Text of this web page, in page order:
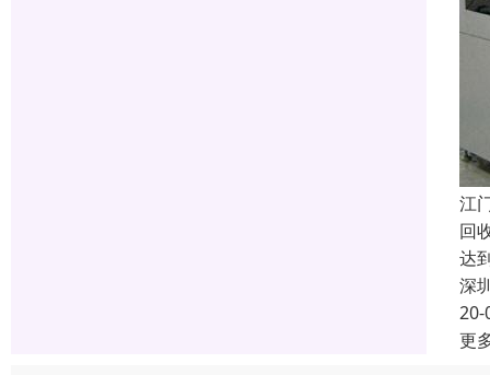
江
回
达
深
20-
更